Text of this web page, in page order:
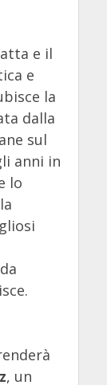
e il
e
la
dalla
sul
anni in
lo
, un